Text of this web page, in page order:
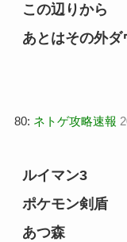
この辺りから
あとはその外
80: ネトゲ攻略速報
ルイマン3
ポケモン剣盾
あつ森